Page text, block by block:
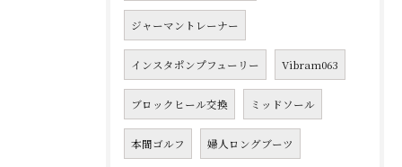
ジャーマントレーナー
インスタポンプフューリー Vibram063
ブロックヒール交換 ミッドソール
本間ゴルフ 婦人ロングブーツ